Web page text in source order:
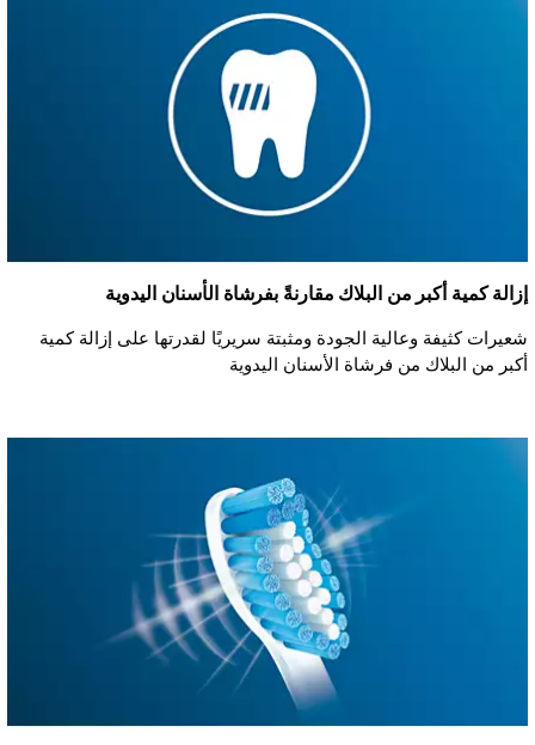
إزالة كمية أكبر من البلاك مقارنةً بفرشاة الأسنان اليدوية
شعيرات كثيفة وعالية الجودة ومثبتة سريريًا لقدرتها على إزالة كمية
أكبر من البلاك من فرشاة الأسنان اليدوية